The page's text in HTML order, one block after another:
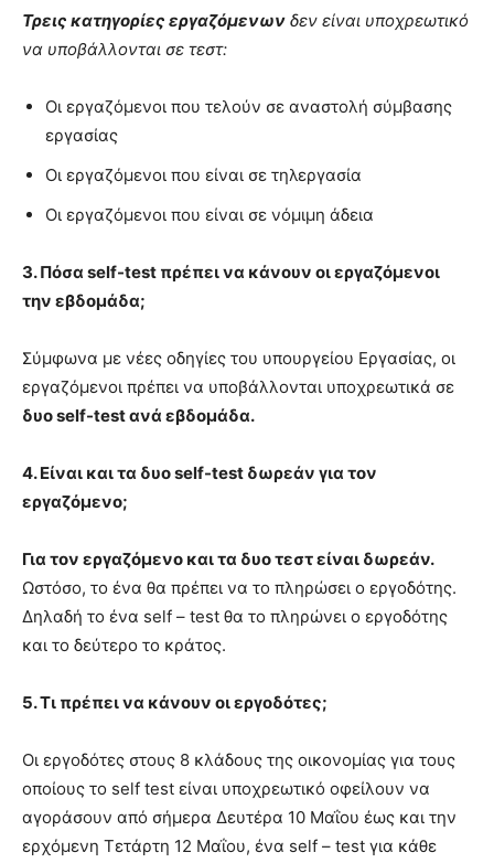
Τρεις κατηγορίες εργαζόμενων δεν είναι υποχρεωτικό
να υποβάλλονται σε τεστ:
Οι εργαζόμενοι που τελούν σε αναστολή σύμβασης
εργασίας
Οι εργαζόμενοι που είναι σε τηλεργασία
Οι εργαζόμενοι που είναι σε νόμιμη άδεια
3. Πόσα self-test πρέπει να κάνουν οι εργαζόμενοι
την εβδομάδα;
Σύμφωνα με νέες οδηγίες του υπουργείου Εργασίας, οι
εργαζόμενοι πρέπει να υποβάλλονται υποχρεωτικά σε
δυο self-test ανά εβδομάδα.
4. Είναι και τα δυο self-test δωρεάν για τον
εργαζόμενο;
Για τον εργαζόμενο και τα δυο τεστ είναι δωρεάν.
Ωστόσο, το ένα θα πρέπει να το πληρώσει ο εργοδότης.
Δηλαδή το ένα self – test θα το πληρώνει ο εργοδότης
και το δεύτερο το κράτος.
5. Τι πρέπει να κάνουν οι εργοδότες;
Οι εργοδότες στους 8 κλάδους της οικονομίας για τους
οποίους το self test είναι υποχρεωτικό οφείλουν να
αγοράσουν από σήμερα Δευτέρα 10 Μαΐου έως και την
ερχόμενη Τετάρτη 12 Μαΐου, ένα self – test για κάθε